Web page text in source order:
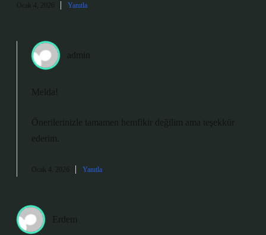
Ocak 4, 2026 Yanıtla
admin
Melda!
Önerilerinizle tamamen hemfikir değilim ama teşekkür
ederim
Ocak 4, 2026 Yanıtla
Erdem